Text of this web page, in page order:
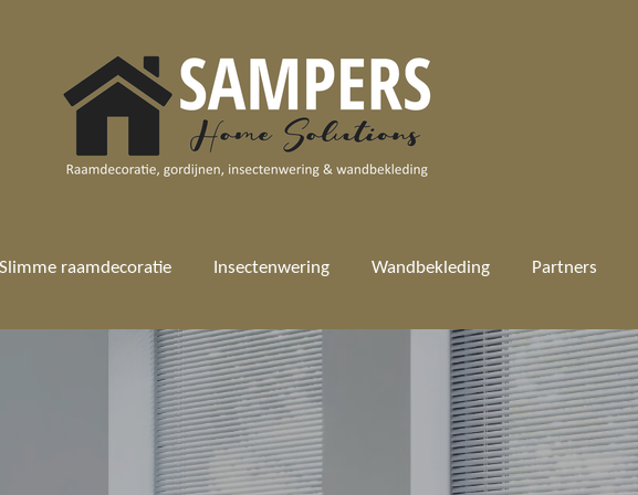
Slimme raamdecoratie Insectenwering Wandbekleding Partners